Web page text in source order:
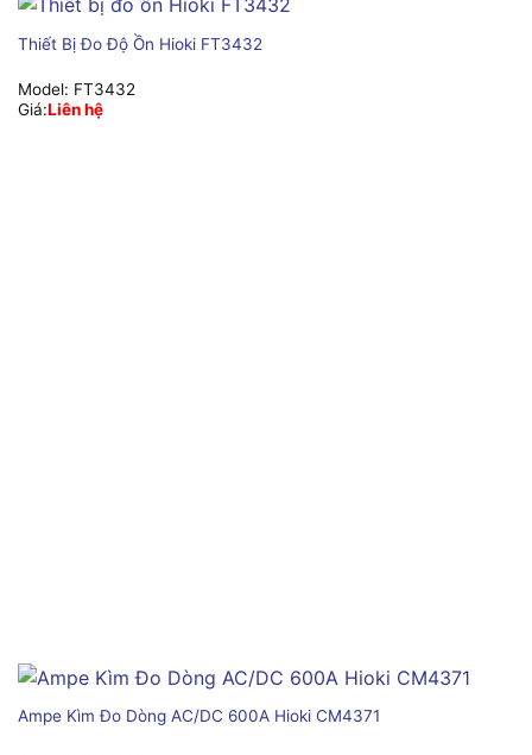
Thiết Bị Đo Độ Ồn Hioki FT3432
Model: FT3432
Giá:Liên hệ
Ampe Kìm Đo Dòng AC/DC 600A Hioki CM4371